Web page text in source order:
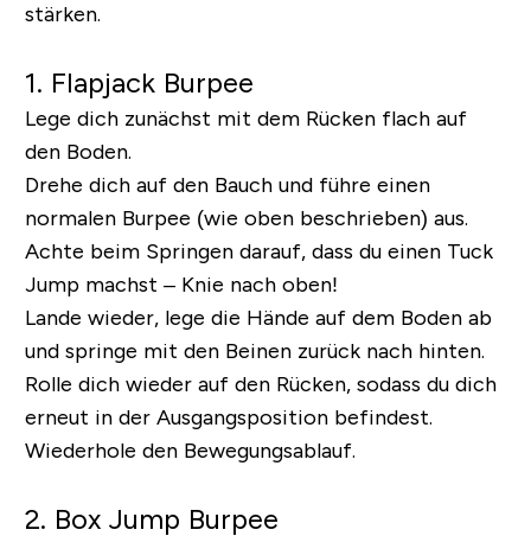
stärken.
1. Flapjack Burpee
Lege dich zunächst mit dem Rücken flach auf
den Boden.
Drehe dich auf den Bauch und führe einen
normalen Burpee (wie oben beschrieben) aus.
Achte beim Springen darauf, dass du einen Tuck
Jump machst – Knie nach oben!
Lande wieder, lege die Hände auf dem Boden ab
und springe mit den Beinen zurück nach hinten.
Rolle dich wieder auf den Rücken, sodass du dich
erneut in der Ausgangsposition befindest.
Wiederhole den Bewegungsablauf.
2. Box Jump Burpee